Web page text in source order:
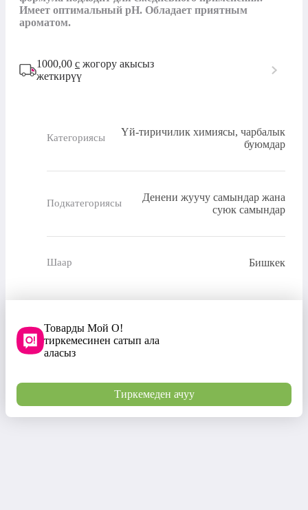
Имеет оптимальный pH. Обладает приятным
ароматом.
1000,00 с жогору акысыз
жеткирүү
Категориясы
Үй-тиричилик химиясы, чарбалык
буюмдар
Подкатегориясы
Денени жуучу самындар жана
суюк самындар
Шаар Бишкек
Товарды Мой О!
тиркемесинен сатып ала
аласыз
Тиркемеден ачуу